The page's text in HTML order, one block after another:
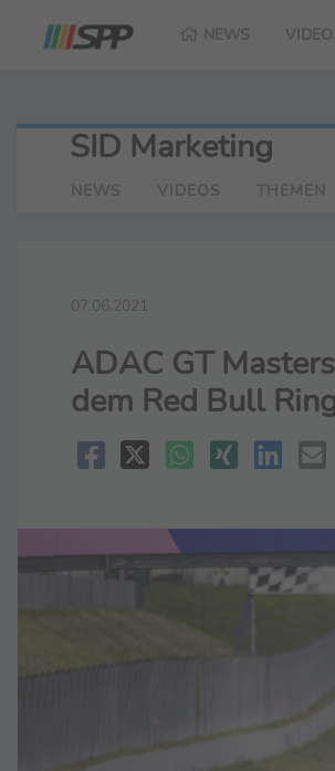
NEWS
SID Marketing
NEWS VIDEOS THEMEN
07.06.2021
ADAC GT
dem Red Bull